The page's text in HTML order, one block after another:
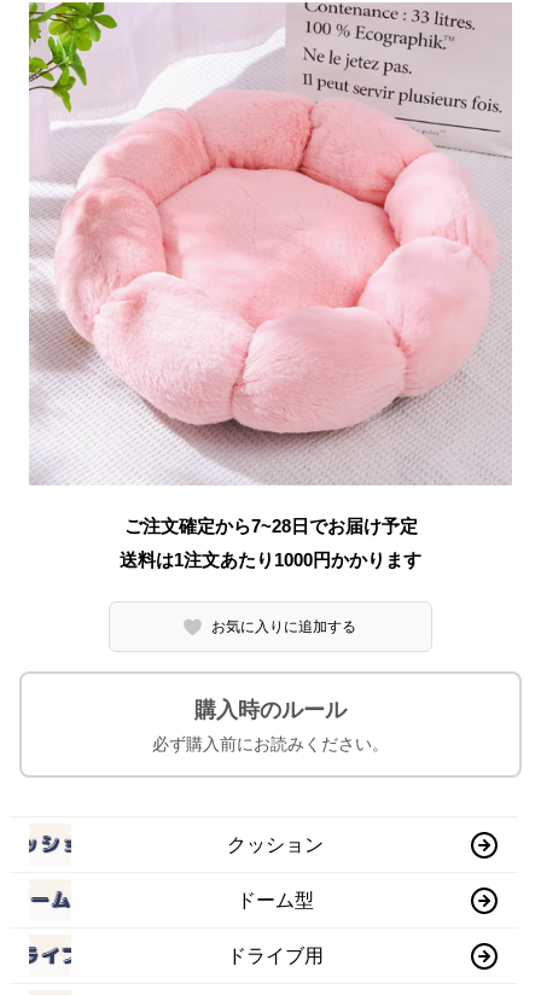
ご注文確定から7~28日でお届け予定
送料は1注文あたり 1000円かかります
お気に入りに追加する
購入時のルール
必ず購入前にお読みください。
クッション
ドーム型
ドライブ用